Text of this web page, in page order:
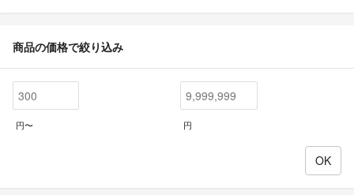
商品の価格で絞り込み
円〜 円